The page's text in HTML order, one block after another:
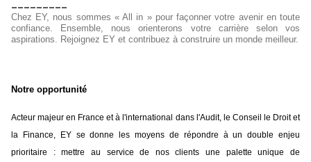
Chez EY, nous sommes « All in » pour façonner votre avenir en toute
confiance. Ensemble, nous orienterons votre carrière selon vos
aspirations. Rejoignez EY et contribuez à construire un monde meilleur.
Notre opportunité
Acteur majeur en France et à l'international dans l'Audit, le Conseil le Droit et
la Finance, EY se donne les moyens de répondre à un double enjeu
prioritaire : mettre au service de nos clients une palette unique de